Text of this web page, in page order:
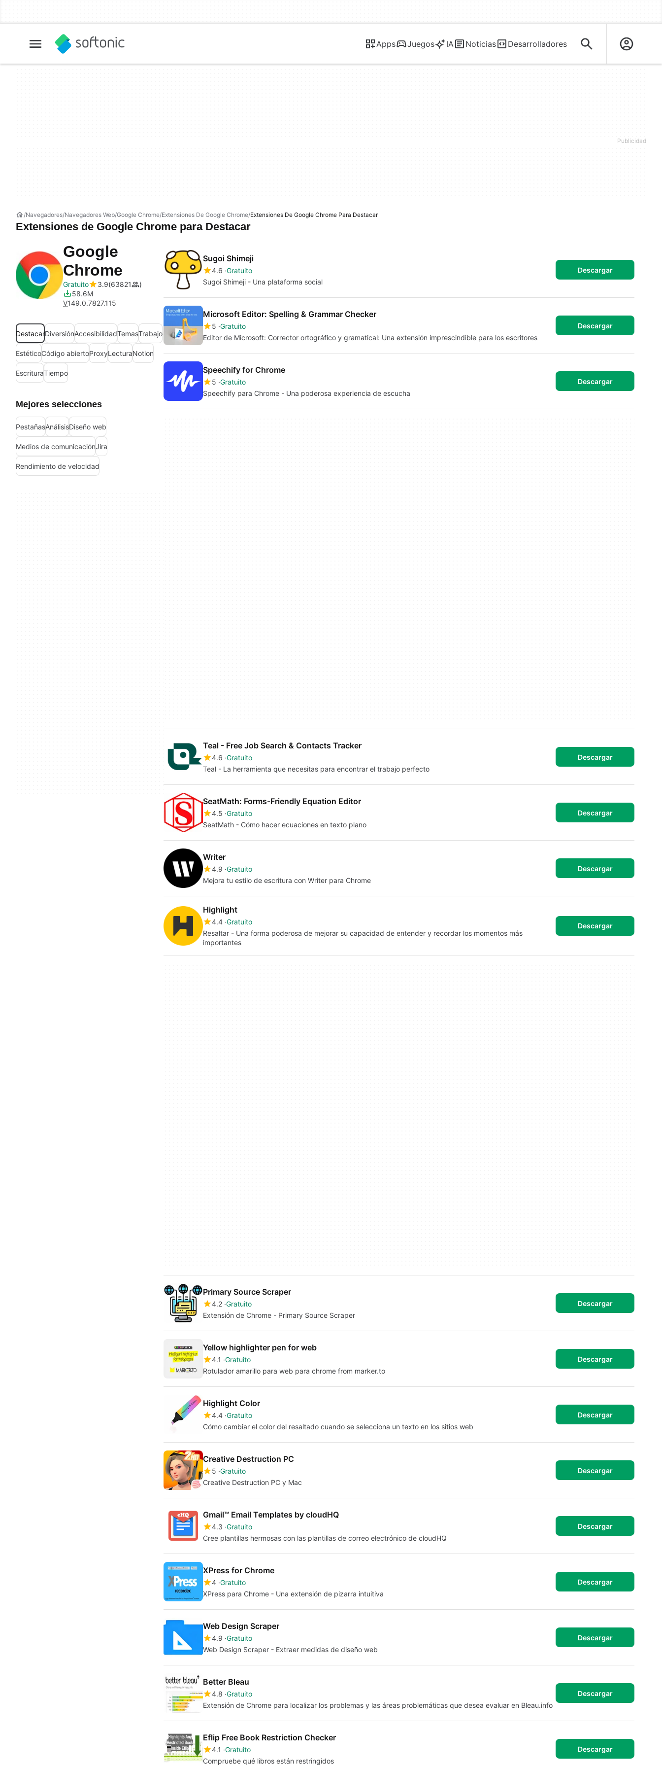
Apps Juegos IA Noticias Desarrolladores
Navegadores Navegadores Web Google Chrome Extensiones De Google Chrome Extensiones De Google Chrome Para Destacar
Extensiones de Google Chrome para Destacar
Google
Chrome
Gratuito 3.9 63821
58.6M
V149.0.7827.115
DestacarDiversiónAccesibilidadTemasTrabajo
EstéticoCódigo abiertoProxyLecturaNotion
EscrituraTiempo
Mejores selecciones
PestañasAnálisisDiseño web
Medios de comunicaciónJira
Rendimiento de velocidad
Sugoi Shimeji
4.6 Gratuito
Sugoi Shimeji - Una plataforma social
Descargar
Microsoft Editor: Spelling & Grammar Checker
5 Gratuito
Editor de Microsoft: Corrector ortográfico y gramatical: Una extensión imprescindible para los escritores
Descargar
Speechify for Chrome
5 Gratuito
Speechify para Chrome - Una poderosa experiencia de escucha
Descargar
Teal - Free Job Search & Contacts Tracker
4.6 Gratuito
Teal - La herramienta que necesitas para encontrar el trabajo perfecto
Descargar
SeatMath: Forms-Friendly Equation Editor
4.5 Gratuito
SeatMath - Cómo hacer ecuaciones en texto plano
Descargar
Writer
4.9 Gratuito
Mejora tu estilo de escritura con Writer para Chrome
Descargar
Highlight
4.4 Gratuito
Resaltar - Una forma poderosa de mejorar su capacidad de entender y recordar los momentos más
importantes
Descargar
Primary Source Scraper
4.2 Gratuito
Extensión de Chrome - Primary Source Scraper
Descargar
Yellow highlighter pen for web
4.1 Gratuito
Rotulador amarillo para web para chrome from marker.to
Descargar
Highlight Color
4.4 Gratuito
Cómo cambiar el color del resaltado cuando se selecciona un texto en los sitios web
Descargar
Creative Destruction PC
5 Gratuito
Creative Destruction PC y Mac
Descargar
Gmail™ Email Templates by cloudHQ
4.3 Gratuito
Cree plantillas hermosas con las plantillas de correo electrónico de cloudHQ
Descargar
XPress for Chrome
4 Gratuito
XPress para Chrome - Una extensión de pizarra intuitiva
Descargar
Web Design Scraper
4.9 Gratuito
Web Design Scraper - Extraer medidas de diseño web
Descargar
Better Bleau
4.8 Gratuito
Extensión de Chrome para localizar los problemas y las áreas problemáticas que desea evaluar en Bleau.info
Descargar
Eflip Free Book Restriction Checker
4.1 Gratuito
Compruebe qué libros están restringidos
Descargar